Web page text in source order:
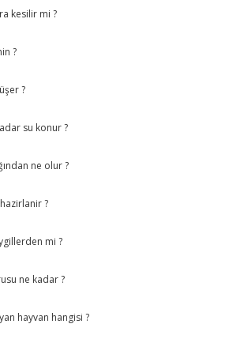
kesilir mi ?
?
?
su konur ?
ne olur ?
hazirlanir ?
mi ?
ne kadar ?
hayvan hangisi ?